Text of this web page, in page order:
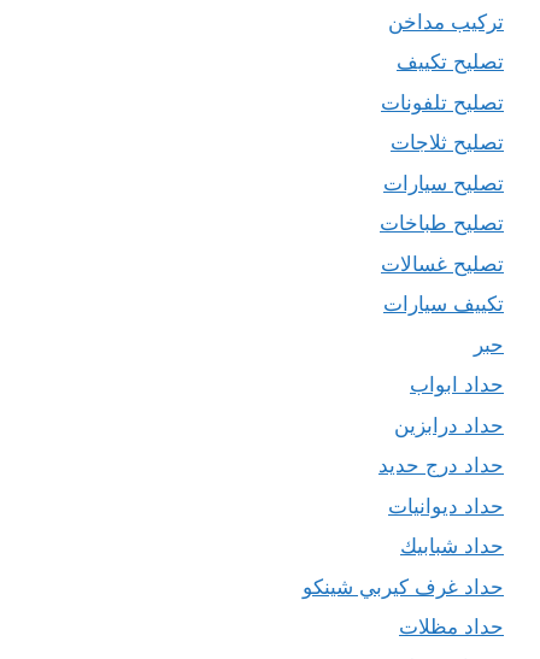
تركيب مداخن
تصليح تكييف
تصليح تلفونات
تصليح ثلاجات
تصليح سيارات
تصليح طباخات
تصليح غسالات
تكييف سيارات
حبر
حداد ابواب
حداد درابزين
حداد درج حديد
حداد ديوانيات
حداد شبابيك
حداد غرف كيربي شينكو
حداد مظلات